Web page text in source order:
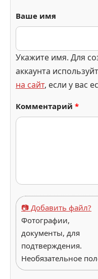
Ваше имя
Укажите имя. Для
аккаунта
на сайт, если у вас
Комментарий *
📷 Добавить файл?
Фотографии,
документы, для
подтверждения.
Необязательное